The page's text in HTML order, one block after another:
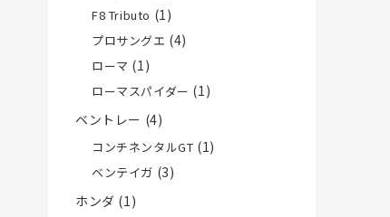
F8 Tributo (1)
プロサングエ (4)
ローマ (1)
ローマスパイダー (1)
ベントレー (4)
コンチネンタルGT (1)
ベンテイガ (3)
ホンダ (1)